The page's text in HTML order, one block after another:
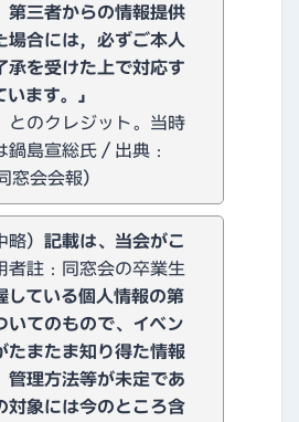
第三者からの情報提供
場合には，必ずご本人
承を受けた上で対応す
ます。 」
とのクレジット。当時
鍋島宣総氏／出典：
窓会会報）
略） 記載は、当会がこ
者註：同窓会の卒業生
している個人情報の第
いてのもので、イベン
たまたま知り得た情報
管理方法等が未定であ
対象には今のところ含